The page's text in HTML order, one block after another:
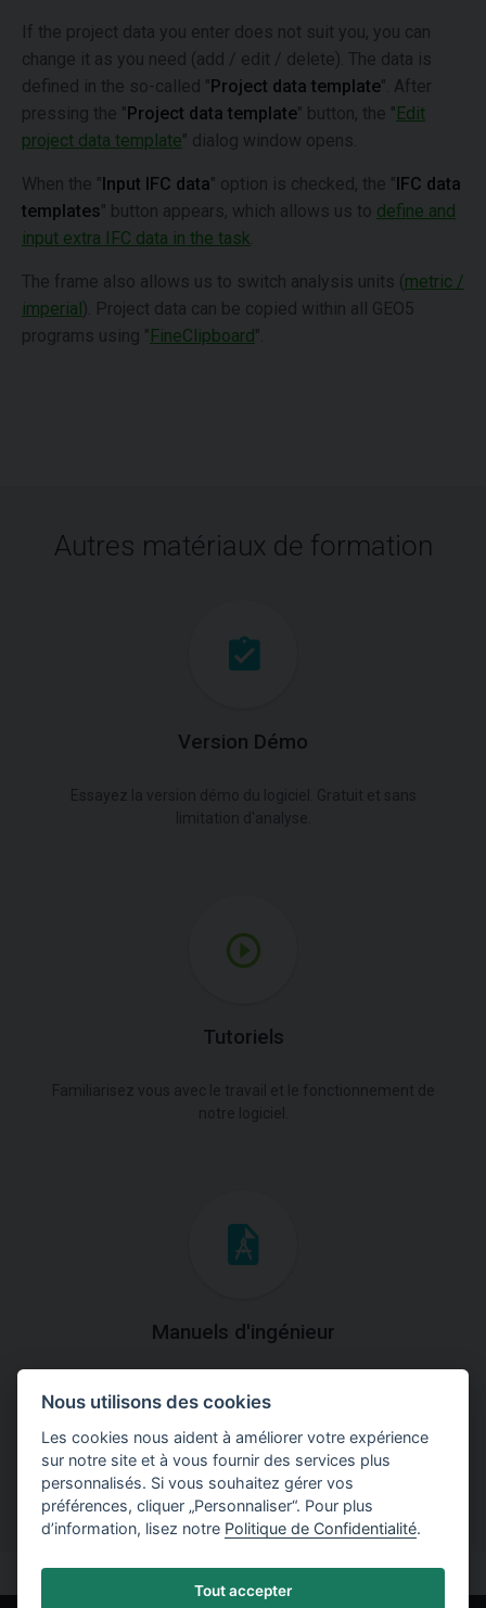
If the project data you enter does not suit you, you can
change it as you need (add / edit / delete). The data is
defined in the so-called "Project data template". After
pressing the "Project data template" button, the "Edit
project data template" dialog window opens.
When the "Input IFC data" option is checked, the "IFC data
templates" button appears, which allows us to define and
input extra IFC data in the task
The frame also allows us to switch analysis units ( metric /
imperial). Project data can be copied within all GEO5
programs using "FineClipboard".
Autres matériaux de formation
Version Démo
Tutoriels
Manuels d'ingénieur
théoriques et pratiques du fonctionnement des
programmes.
Nous utilisons des cookies
Les cookies nous aident à améliorer votre expérience
sur notre site et à vous fournir des services plus
personnalisés. Si vous souhaitez gérer vos
préférences, cliquer „Personnaliser“. Pour plus
d’information, lisez notre Politique de Confidentialité.
Tout accepter